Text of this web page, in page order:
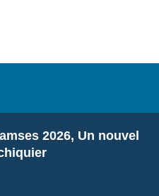
2026, Un nouvel